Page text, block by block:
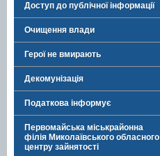
Доступ до публічної інформації
Очищення влади
Герої не вмирають
Декомунізація
Податкова інформує
Первомайська міськрайонна
філія Миколаївського обласного
центру зайнятості